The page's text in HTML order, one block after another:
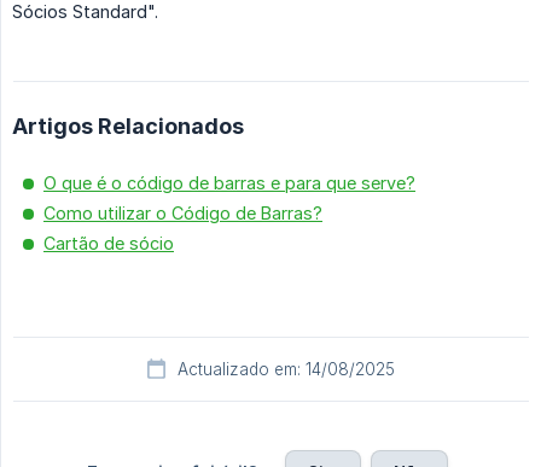
Sócios Standard".
Artigos Relacionados
O que é o código de barras e para que serve?
Como utilizar o Código de Barras?
Cartão de sócio
Actualizado em: 14/08/2025